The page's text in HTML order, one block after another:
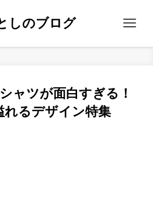
しのブログ
ャツが面白すぎる！
れるデザイン特集